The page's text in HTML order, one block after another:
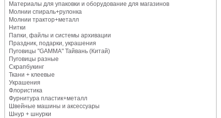
Материалы для упаковки и оборудование для магазинов
Молнии спираль+рулонка
Молнии трактор+металл
Нитки
Папки, файлы и системы архивации
Праздник, подарки, украшения
Пуговицы "GAMMA" Тайвань (Китай)
Пуговицы разные
Скрапбукинг
Ткани + клеевые
Украшения
Флористика
Фурнитура пластик+металл
Швейные машины и аксессуары
Шнур + шнурки